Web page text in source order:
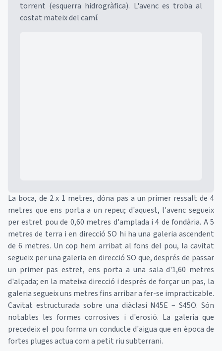
torrent (esquerra hidrogràfica). L'avenc es troba al
costat mateix del camí.
La boca, de 2 x 1 metres, dóna pas a un primer ressalt de 4
metres que ens porta a un repeu; d'aquest, l'avenc segueix
per estret pou de 0,60 metres d'amplada i 4 de fondària. A 5
metres de terra i en direcció SO hi ha una galeria ascendent
de 6 metres. Un cop hem arribat al fons del pou, la cavitat
segueix per una galeria en direcció SO que, després de passar
un primer pas estret, ens porta a una sala d'1,60 metres
d'alçada; en la mateixa direcció i després de forçar un pas, la
galeria segueix uns metres fins arribar a fer-se impracticable.
Cavitat estructurada sobre una diàclasi N45E – S45O. Són
notables les formes corrosives i d'erosió. La galeria que
precedeix el pou forma un conducte d'aigua que en època de
fortes pluges actua com a petit riu subterrani.